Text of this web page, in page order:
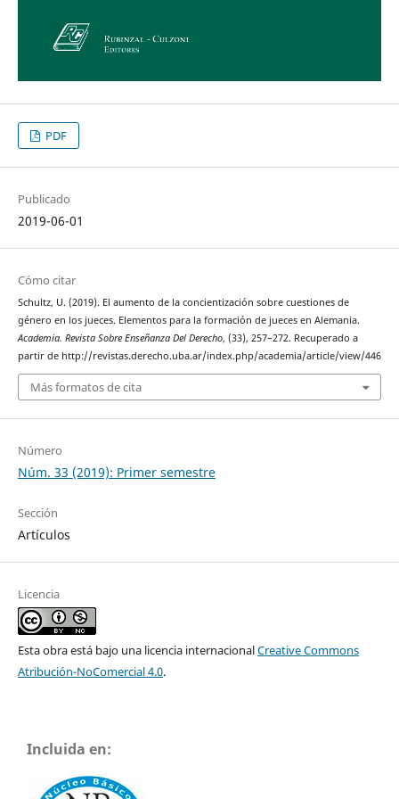
PDF
Publicado
2019-06-01
Cómo citar
Schultz, U. (2019). El aumento de la concientización sobre cuestiones de
género en los jueces. Elementos para la formación de jueces en Alemania.
Academia. Revista Sobre Enseñanza Del Derecho, (33), 257–272. Recuperado a
partir de http://revistas.derecho.uba.ar/index.php/academia/article/view/446
Más formatos de cita
Número
Núm. 33 (2019): Primer semestre
Sección
Artículos
Licencia
Esta obra está bajo una licencia internacionalCreative Commons
Atribución-NoComercial 4.0.
Incluida en: